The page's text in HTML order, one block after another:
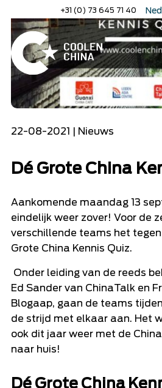
hoofdinhoud
+31 (0) 73 645 71 40
Home
Dé Grote China Kennis Quiz
22-08-2021 | Nieuws
Dé Grote China
Aankomende maandag 13
eindelijk weer zover! Voor de
verschillende teams het
Grote China Kennis Quiz.
Onder leiding van de reeds
Ed Sander van ChinaTalk en
Blogaap, gaan de teams
de strijd met elkaar aan. Het
ook dit jaar weer met de
naar huis!
Dé Grote China